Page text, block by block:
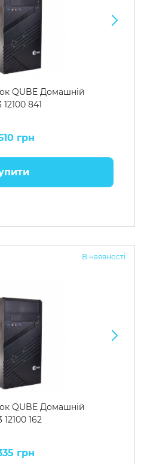
QUBE Домашній
841
грн
В наявності
QUBE Домашній
12100 162
грн